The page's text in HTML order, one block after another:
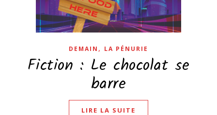
DEMAIN , LA PÉNURIE
Fiction : Le chocolat se
barre
LIRE LA SUITE